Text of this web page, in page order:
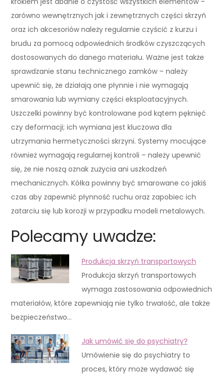
zarówno wewnętrznych jak i zewnętrznych części skrzyń
oraz ich akcesoriów należy regularnie czyścić z kurzu i
brudu za pomocą odpowiednich środków czyszczących
dostosowanych do danego materiału. Ważne jest także
sprawdzanie stanu technicznego zamków – należy
upewnić się, że działają one płynnie i nie wymagają
smarowania lub wymiany części eksploatacyjnych.
Uszczelki powinny być kontrolowane pod kątem pęknięć
czy deformacji; ich wymiana jest kluczowa dla
utrzymania hermetyczności skrzyni. Systemy mocujące
również wymagają regularnej kontroli – należy upewnić
się, że nie noszą oznak zużycia ani uszkodzeń
mechanicznych. Kółka powinny być smarowane co jakiś
czas aby zapewnić płynność ruchu oraz zapobiec ich
zatarciu się lub korozji w przypadku modeli metalowych.
Polecamy uwadze:
Produkcja skrzyń transportowych
Produkcja skrzyń transportowych
wymaga zastosowania odpowiednich
materiałów, które zapewniają nie tylko trwałość, ale także
bezpieczeństwo…
Jak umówić się do psychiatry?
Umówienie się do psychiatry to
proces, który może wydawać się